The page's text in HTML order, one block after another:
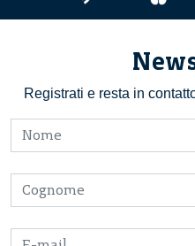
Registrati e resta in